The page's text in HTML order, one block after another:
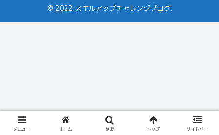
© 2022 スキルアップチャレンジブログ.
メニュー ホーム 検索 トップ サイドバー